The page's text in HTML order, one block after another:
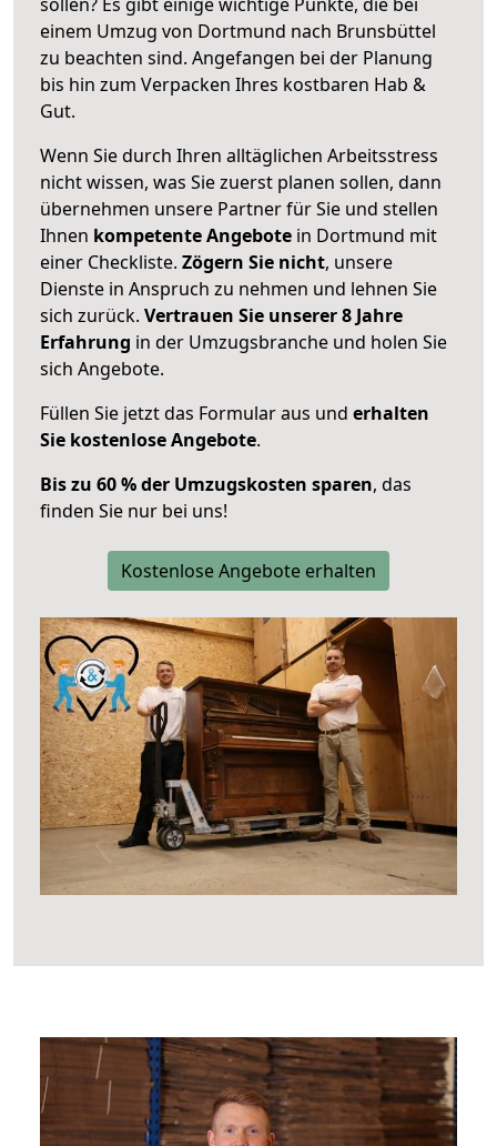
einem Umzug von Dortmund nach Brunsbüttel
zu beachten sind. Angefangen bei der Planung
bis hin zum Verpacken Ihres kostbaren Hab &
Gut.
Wenn Sie durch Ihren alltäglichen Arbeitsstress
nicht wissen, was Sie zuerst planen sollen, dann
übernehmen unsere Partner für Sie und stellen
Ihnen kompetente Angebote in Dortmund mit
einer Checkliste. Zögern Sie nicht, unsere
Dienste in Anspruch zu nehmen und lehnen Sie
sich zurück. Vertrauen Sie unserer 8 Jahre
Erfahrung in der Umzugsbranche und holen Sie
sich Angebote.
Füllen Sie jetzt das Formular aus und erhalten
Sie kostenlose Angebote.
Bis zu 60 % der Umzugskosten sparen, das
finden Sie nur bei uns!
Kostenlose Angebote erhalten